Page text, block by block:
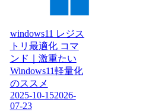
windows11 レジス
トリ最適化 コマ
ンド｜激重たい
Windows11軽量化
のススメ
2025-10-152026-
07-23